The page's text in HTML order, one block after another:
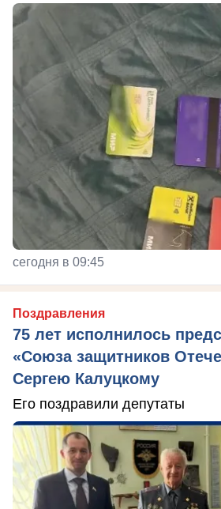
сегодня в 09:45
Поздравления
75 лет исполнилось
«Союза защитников
Сергею Калуцкому
Его поздравили депутаты